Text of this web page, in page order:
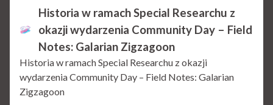
Historia w ramach Special Researchu z
okazji wydarzenia Community Day – Field
Notes: Galarian Zigzagoon
Historia w ramach Special Researchu z okazji
wydarzenia Community Day – Field Notes: Galarian
Zigzagoon